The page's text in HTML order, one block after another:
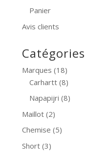
Panier
Avis clients
Marques (18)
Carhartt (8)
Napapijri (8)
Maillot (2)
Chemise (5)
Short (3)